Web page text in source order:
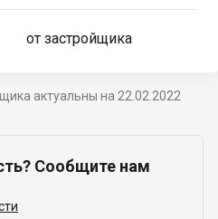
от застройщика
актуальны на 22.02.2022
Сообщите нам